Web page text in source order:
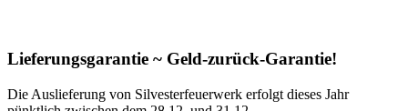
Lieferungsgarantie ~ Geld-zurück-Garantie!
Die Auslieferung von Silvesterfeuerwerk erfolgt dieses Jahr